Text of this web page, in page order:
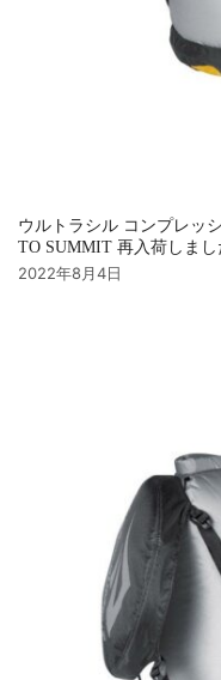
ウルトラシル コンプレッ
TO SUMMIT 再入荷しまし
2022年8月4日